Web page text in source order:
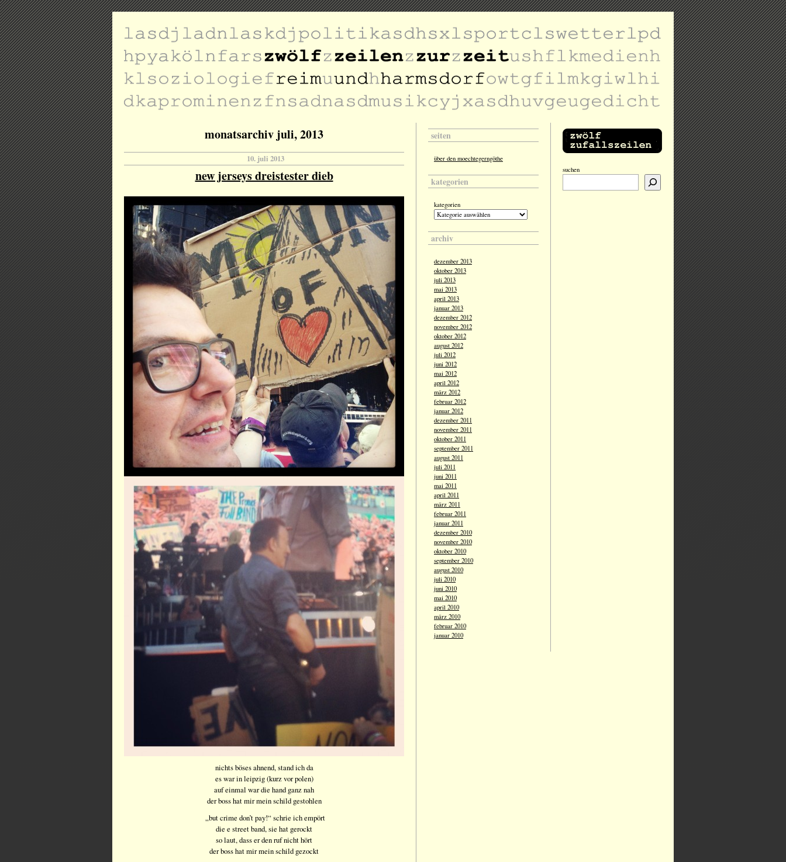
monatsarchiv juli, 2013
10. juli 2013
new jerseys dreistester dieb
nichts böses ahnend, stand ich da
es war in leipzig (kurz vor polen)
auf einmal war die hand ganz nah
der boss hat mir mein schild gestohlen
„but crime don’t pay!“ schrie ich empört
die e street band, sie hat gerockt
so laut, dass er den ruf nicht hört
der boss hat mir mein schild gezockt
seiten
über den moechtegerngöthe
kategorien
kategorien
archiv
dezember 2013
oktober 2013
juli 2013
mai 2013
april 2013
januar 2013
dezember 2012
november 2012
oktober 2012
august 2012
juli 2012
juni 2012
mai 2012
april 2012
märz 2012
februar 2012
januar 2012
dezember 2011
november 2011
oktober 2011
september 2011
august 2011
juli 2011
juni 2011
mai 2011
april 2011
märz 2011
februar 2011
januar 2011
dezember 2010
november 2010
oktober 2010
september 2010
august 2010
juli 2010
juni 2010
mai 2010
april 2010
märz 2010
februar 2010
januar 2010
suchen